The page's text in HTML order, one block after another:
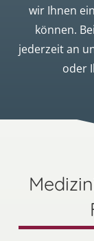
wir Ihnen
können.
jederzeit an
oder